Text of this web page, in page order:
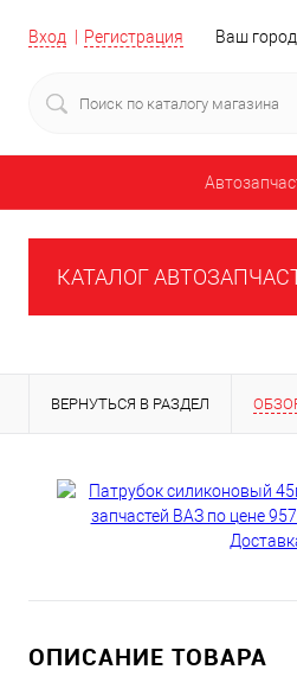
Вход Регистрация Ваш
КАТАЛОГ
ВЕРНУТЬСЯ В РАЗДЕЛ
ОПИСАНИЕ ТОВАРА